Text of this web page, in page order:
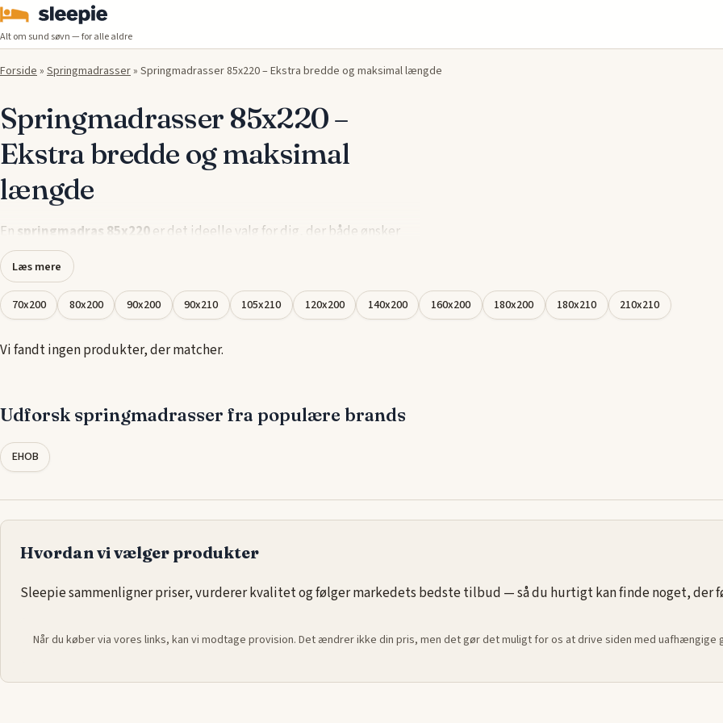
Alt om sund søvn — for alle aldre
Forside» Springmadrasser» Springmadrasser 85x220 – Ekstra bredde og maksimal længde
Springmadrasser 85x220 –
Ekstra bredde og maksimal
længde
En springmadras 85x220 er det ideelle valg for dig, der både ønsker
ekstra bredde og længde i din
rummelig soveflade, der sikrer, at du kan strække dig frit uden
begrænsninger – perfekt til høje personer eller dem, der bare vil have
lidt mere plads.
Vores udvalg afspringmadrasser i 85x220
krop. Med avancerede fjedersystemer, der giver jævn støtte og
trykaflastning, får du enmadras, der hjælper dig til en dybere og mere
behagelig nattesøvn.
Læs mere
70x200 80x200 90x200 90x210 105x210 120x200 140x200 160x200 180x200 180x210 210x210
Vi fandt ingen produkter, der matcher.
Udforsk springmadrasser fra populære brands
EHOB
Hvordan vi vælger produkter
Sleepie sammenligner priser, vurderer kvalitet og følger markedets bedste tilbud — så du hurtigt kan finde noget, der
Når du køber via vores links, kan vi modtage provision. Det ændrer ikke din pris, men det gør det muligt for os at drive siden med